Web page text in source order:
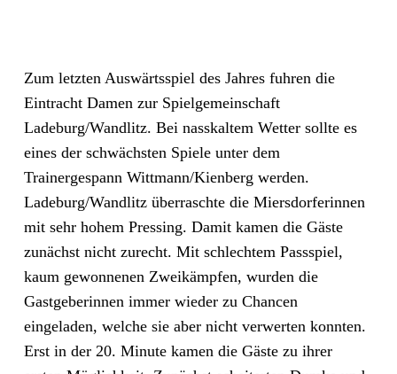
Zum letzten Auswärtsspiel des Jahres fuhren die
Eintracht Damen zur Spielgemeinschaft
Ladeburg/Wandlitz. Bei nasskaltem Wetter sollte es
eines der schwächsten Spiele unter dem
Trainergespann Wittmann/Kienberg werden.
Ladeburg/Wandlitz überraschte die Miersdorferinnen
mit sehr hohem Pressing. Damit kamen die Gäste
zunächst nicht zurecht. Mit schlechtem Passspiel,
kaum gewonnenen Zweikämpfen, wurden die
Gastgeberinnen immer wieder zu Chancen
eingeladen, welche sie aber nicht verwerten konnten.
Erst in der 20. Minute kamen die Gäste zu ihrer